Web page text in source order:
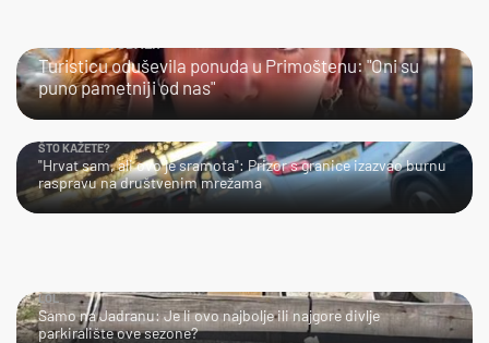
Turisticu oduševila ponuda u Primoštenu: "Oni su
puno pametniji od nas"
ŠTO KAŽETE?
"Hrvat sam, ali ovo je sramota": Prizor s granice izazvao burnu
raspravu na društvenim mrežama
LOL
Samo na Jadranu: Je li ovo najbolje ili najgore divlje
parkiralište ove sezone?